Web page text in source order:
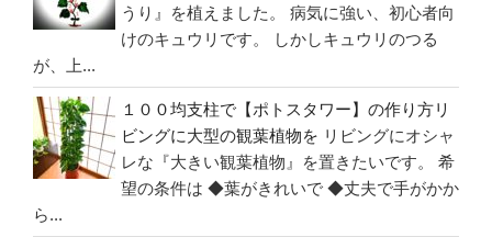
ト
レ
に
タ
オ
ル
ル
うり』を植えました。 病気に強い、初心者向
けのキュウリです。 しかしキュウリのつる
が、上...
１００均支柱で【ポトスタワー】の作り方リ
ビングに大型の観葉植物を リビングにオシャ
レな『大きい観葉植物』を置きたいです。 希
望の条件は ◆葉がきれいで ◆丈夫で手がかか
ら...